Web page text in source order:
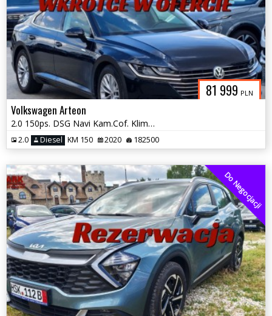
81 999 PLN
Volkswagen Arteon
2.0 150ps. DSG Navi Kam.Cof. KlimatronicDwustref. Grzane Fotele 2020
2.0 Diesel KM 150 2020 182500
Do Negocjacji